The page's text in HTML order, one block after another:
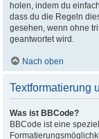
holen, indem du
dass du die Regeln
gesehen, wenn ohne
geantwortet wird.
Nach oben
Textformatierung
Was ist BBCode?
BBCode ist eine